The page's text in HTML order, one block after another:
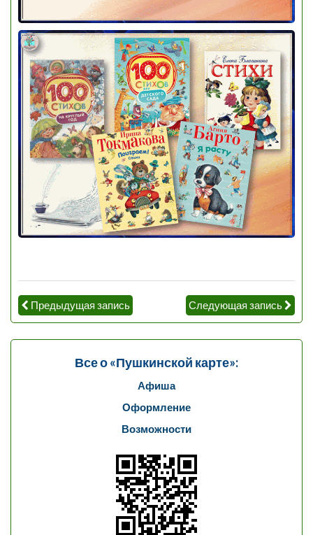
Предыдущая запись Следующая запись
Все о «Пушкинской карте»:
Афиша
Оформление
Возможности